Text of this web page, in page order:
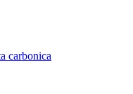
carbonica